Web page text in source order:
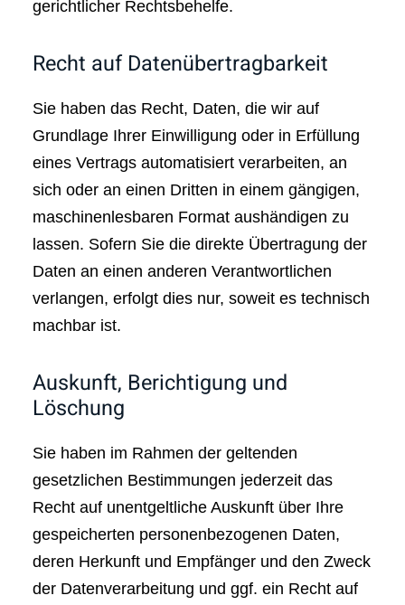
gerichtlicher Rechtsbehelfe.
Recht auf Daten­übertrag­barkeit
Sie haben das Recht, Daten, die wir auf
Grundlage Ihrer Einwilligung oder in Erfüllung
eines Vertrags automatisiert verarbeiten, an
sich oder an einen Dritten in einem gängigen,
maschinenlesbaren Format aushändigen zu
lassen. Sofern Sie die direkte Übertragung der
Daten an einen anderen Verantwortlichen
verlangen, erfolgt dies nur, soweit es technisch
machbar ist.
Auskunft, Berichtigung und
Löschung
Sie haben im Rahmen der geltenden
gesetzlichen Bestimmungen jederzeit das
Recht auf unentgeltliche Auskunft über Ihre
gespeicherten personenbezogenen Daten,
deren Herkunft und Empfänger und den Zweck
der Datenverarbeitung und ggf. ein Recht auf